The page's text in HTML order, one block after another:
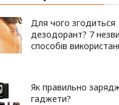
Для чого згодиться
дезодорант? 7
способів
Як правильно
гаджети?